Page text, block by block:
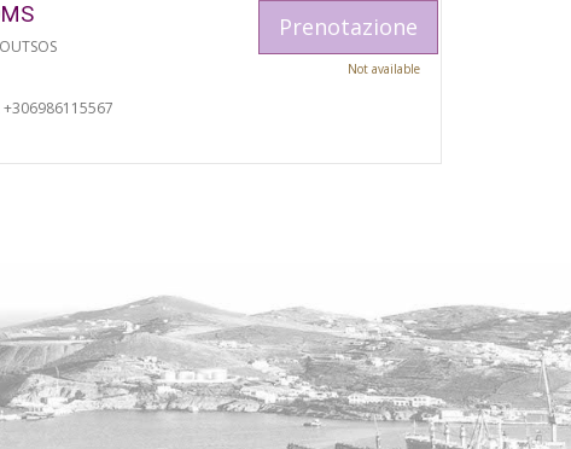
Prenotazione
Not available